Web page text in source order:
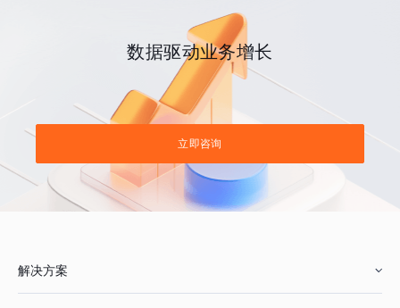
数据驱动业务增长
立即咨询
解决方案